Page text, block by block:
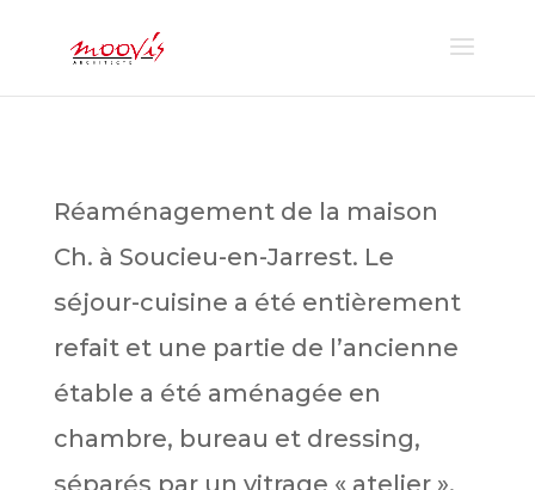
Réaménagement de la maison
Ch. à Soucieu-en-Jarrest. Le
séjour-cuisine a été entièrement
refait et une partie de l’ancienne
étable a été aménagée en
chambre, bureau et dressing,
séparés par un vitrage « atelier ».